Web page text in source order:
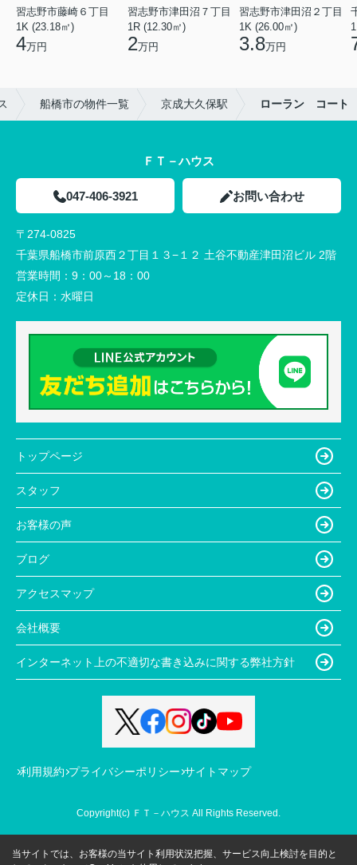
習志野市藤崎６丁目
1K (23.18㎡)
4万円
習志野市津田沼７丁目
1R (12.30㎡)
2万円
習志野市津田沼２丁目
1K (26.00㎡)
3.8万円
船橋市の物件一覧 京成大久保駅 ローラン コート
ＦＴ－ハウス
047-406-3921 お問い合わせ
〒274-0825
千葉県船橋市前原西２丁目１３−１２ 土谷不動産津田沼ビル 2階
営業時間： 9：00～18：00
定休日： 水曜日
トップページ
スタッフ
お客様の声
ブログ
アクセスマップ
会社概要
インターネット上の不適切な書き込みに関する弊社方針
利用規約 プライバシーポリシー サイトマップ
Copyright(c) ＦＴ－ハウス All Rights Reserved.
当サイトでは、お客様の当サイト利用状況把握、サービス向上検討を目的と